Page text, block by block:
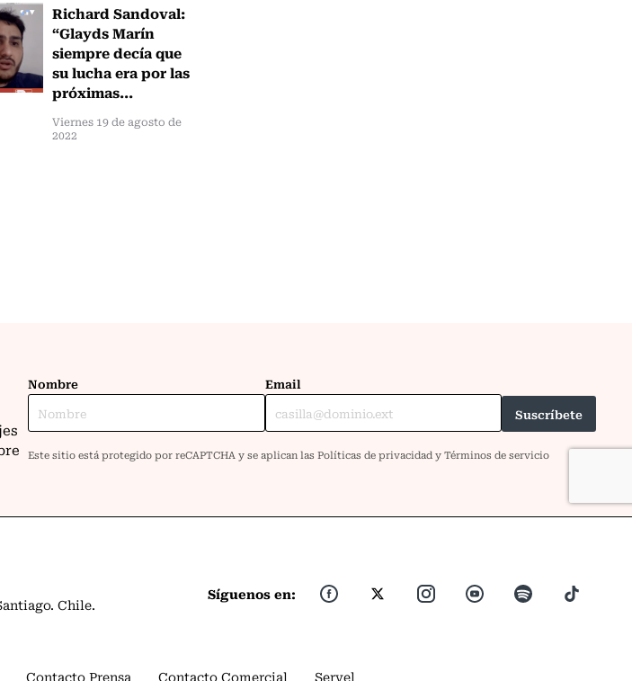
Richard Sandoval:
“Glayds Marín
siempre decía que
su lucha era por las
próximas...
Viernes 19 de agosto de
2022
Chile.
Síguenos en:
Contacto Prensa Contacto Comercial Servel